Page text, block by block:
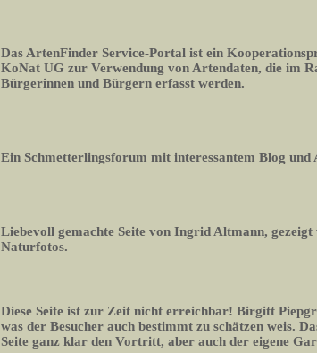
Das ArtenFinder Service-Portal ist ein
KoNat UG zur Verwendung von Artendaten, die im
Bürgerinnen und Bürgern erfasst werden.
Ein Schmetterlingsforum mit interessantem Blog und
Liebevoll gemachte Seite von Ingrid Altmann,
Naturfotos.
Diese Seite ist zur Zeit nicht erreichbar! Birgitt
was der Besucher auch bestimmt zu schätzen weis.
Seite ganz klar den Vortritt, aber auch der eigene